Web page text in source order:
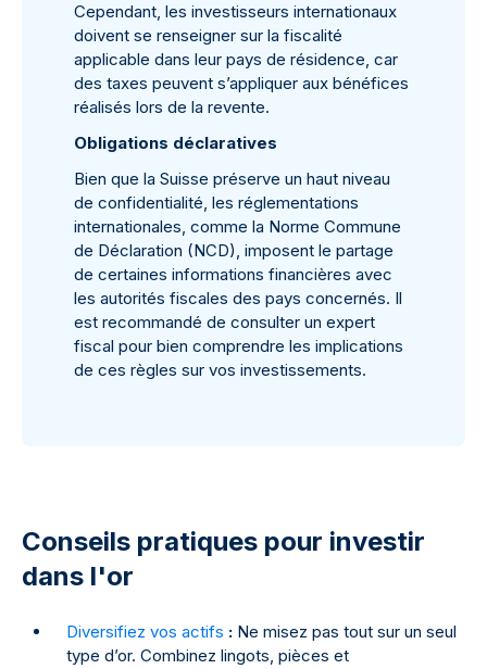
Cependant, les investisseurs internationaux
doivent se renseigner sur la fiscalité
applicable dans leur pays de résidence, car
des taxes peuvent s’appliquer aux bénéfices
réalisés lors de la revente.
Obligations déclaratives
Bien que la Suisse préserve un haut niveau
de confidentialité, les réglementations
internationales, comme la Norme Commune
de Déclaration (NCD), imposent le partage
de certaines informations financières avec
les autorités fiscales des pays concernés. Il
est recommandé de consulter un expert
fiscal pour bien comprendre les implications
de ces règles sur vos investissements.
Conseils pratiques pour investir
dans l'or
Diversifiez vos actifs : Ne misez pas tout sur un seul
type d’or. Combinez lingots, pièces et